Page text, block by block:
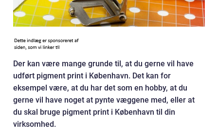
Der kan være mange grunde til, at du gerne vil have
udført pigment print i København. Det kan for
eksempel være, at du har det som en hobby, at du
gerne vil have noget at pynte væggene med, eller at
du skal bruge pigment print i København til din
virksomhed.